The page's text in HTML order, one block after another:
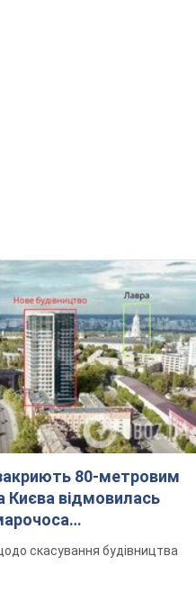
80-метровим
відмовилась
скасування будівництва